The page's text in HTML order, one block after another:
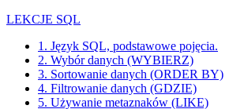
LEKCJE SQL
1. Język SQL, podstawowe pojęcia.
2. Wybór danych (WYBIERZ)
3. Sortowanie danych (ORDER BY)
4. Filtrowanie danych (GDZIE)
5. Używanie metaznaków (LIKE)